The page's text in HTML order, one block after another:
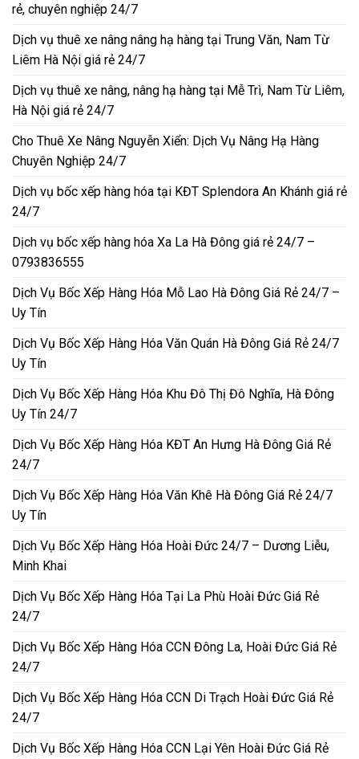
rẻ, chuyên nghiệp 24/7
Dịch vụ thuê xe nâng nâng hạ hàng tại Trung Văn, Nam Từ
Liêm Hà Nội giá rẻ 24/7
Dịch vụ thuê xe nâng, nâng hạ hàng tại Mễ Trì, Nam Từ Liêm,
Hà Nội giá rẻ 24/7
Cho Thuê Xe Nâng Nguyễn Xiển: Dịch Vụ Nâng Hạ Hàng
Chuyên Nghiệp 24/7
Dịch vụ bốc xếp hàng hóa tại KĐT Splendora An Khánh giá rẻ
24/7
Dịch vụ bốc xếp hàng hóa Xa La Hà Đông giá rẻ 24/7 –
0793836555
Dịch Vụ Bốc Xếp Hàng Hóa Mỗ Lao Hà Đông Giá Rẻ 24/7 –
Uy Tín
Dịch Vụ Bốc Xếp Hàng Hóa Văn Quán Hà Đông Giá Rẻ 24/7
Uy Tín
Dịch Vụ Bốc Xếp Hàng Hóa Khu Đô Thị Đô Nghĩa, Hà Đông
Uy Tín 24/7
Dịch Vụ Bốc Xếp Hàng Hóa KĐT An Hưng Hà Đông Giá Rẻ
24/7
Dịch Vụ Bốc Xếp Hàng Hóa Văn Khê Hà Đông Giá Rẻ 24/7
Uy Tín
Dịch Vụ Bốc Xếp Hàng Hóa Hoài Đức 24/7 – Dương Liễu,
Minh Khai
Dịch Vụ Bốc Xếp Hàng Hóa Tại La Phù Hoài Đức Giá Rẻ
24/7
Dịch Vụ Bốc Xếp Hàng Hóa CCN Đông La, Hoài Đức Giá Rẻ
24/7
Dịch Vụ Bốc Xếp Hàng Hóa CCN Di Trạch Hoài Đức Giá Rẻ
24/7
Dịch Vụ Bốc Xếp Hàng Hóa CCN Lại Yên Hoài Đức Giá Rẻ